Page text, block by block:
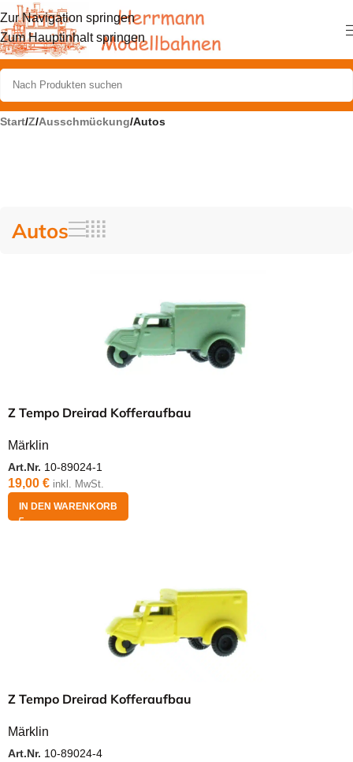
Zur Navigation springen
Zum Hauptinhalt springen
Start/Z/Ausschmückung/Autos
Autos
Z Tempo Dreirad Kofferaufbau
Märklin
Art.Nr. 10-89024-1
19,00 € inkl. MwSt.
IN DEN WARENKORB
Z Tempo Dreirad Kofferaufbau
Märklin
Art.Nr. 10-89024-4